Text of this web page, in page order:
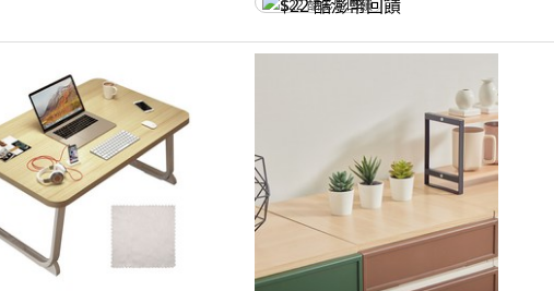
$22 酷澎幣回饋